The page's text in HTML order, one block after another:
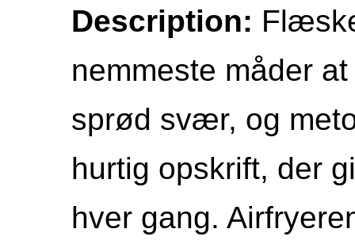
Description:
nemmeste måder
sprød svær, og
hurtig opskrift, der
hver gang.